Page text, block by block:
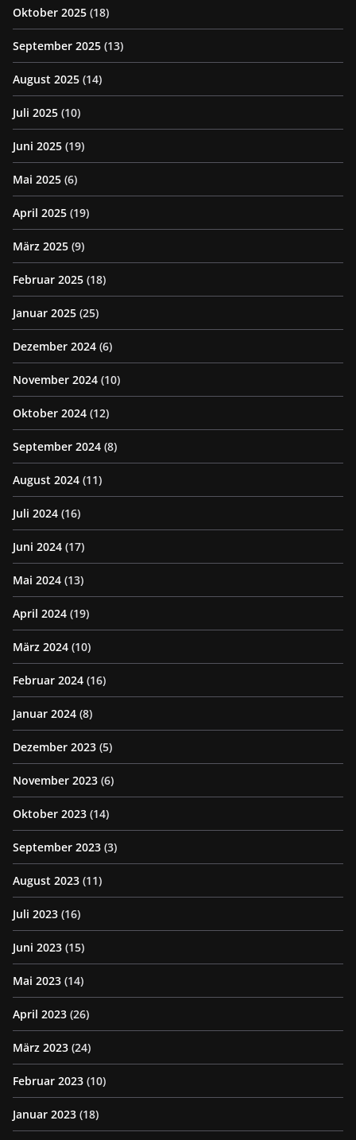
Oktober 2025 (18)
September 2025 (13)
August 2025 (14)
Juli 2025 (10)
Juni 2025 (19)
Mai 2025 (6)
April 2025 (19)
März 2025 (9)
Februar 2025 (18)
Januar 2025 (25)
Dezember 2024 (6)
November 2024 (10)
Oktober 2024 (12)
September 2024 (8)
August 2024 (11)
Juli 2024 (16)
Juni 2024 (17)
Mai 2024 (13)
April 2024 (19)
März 2024 (10)
Februar 2024 (16)
Januar 2024 (8)
Dezember 2023 (5)
November 2023 (6)
Oktober 2023 (14)
September 2023 (3)
August 2023 (11)
Juli 2023 (16)
Juni 2023 (15)
Mai 2023 (14)
April 2023 (26)
März 2023 (24)
Februar 2023 (10)
Januar 2023 (18)